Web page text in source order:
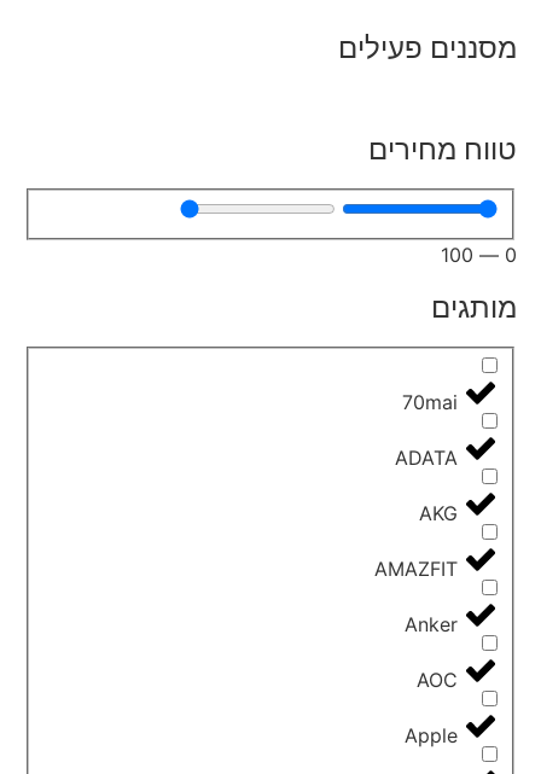
מסננים פעילים
טווח מחירים
0
—
100
מותגים
70mai
ADATA
AKG
AMAZFIT
Anker
AOC
Apple